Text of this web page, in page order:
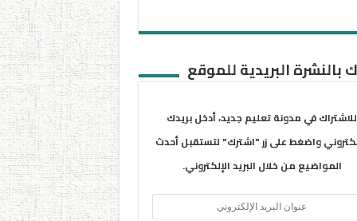
بالنشرة البريدية للموقع
للاشتراك في مدونة تعليم جديد، أدخل بريدك
واضغط على زر "اشترك" لتستقبل أحدث
المواضيع من خلال البريد الإلكتروني.